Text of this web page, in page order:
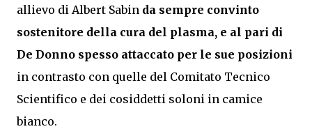
allievo di Albert Sabin da sempre convinto
sostenitore della cura del plasma, e al pari di
De Donno spesso attaccato per le sue posizioni
in contrasto con quelle del Comitato Tecnico
Scientifico e dei cosiddetti soloni in camice
bianco.